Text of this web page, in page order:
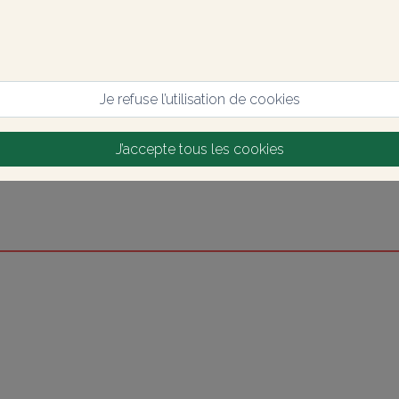
Je refuse l’utilisation de cookies
J’accepte tous les cookies